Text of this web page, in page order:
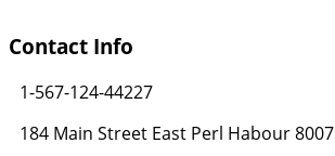
Contact Info
1-567-124-44227
184 Main Street East Perl Habour 8007